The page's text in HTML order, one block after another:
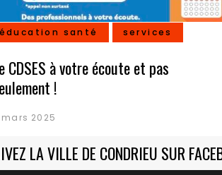
de sculpture
Rives du
éducation santé services
CDSES à votre écoute et pas
!
mars 2025
LA VILLE DE CONDRIEU SUR